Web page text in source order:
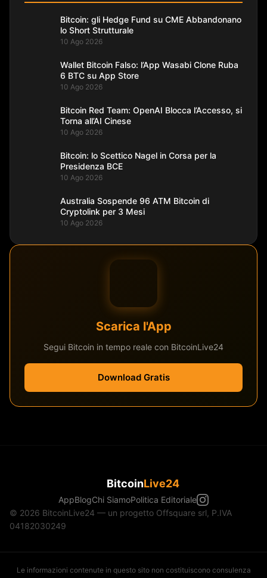
Bitcoin: gli Hedge Fund su CME Abbandonano
lo Short Strutturale
10 Ago 2026
Wallet Bitcoin Falso: l’App Wasabi Clone Ruba
6 BTC su App Store
10 Ago 2026
Bitcoin Red Team: OpenAI Blocca l’Accesso, si
Torna all’AI Cinese
10 Ago 2026
Bitcoin: lo Scettico Nagel in Corsa per la
Presidenza BCE
10 Ago 2026
Australia Sospende 96 ATM Bitcoin di
Cryptolink per 3 Mesi
10 Ago 2026
Scarica l'App
Segui Bitcoin in tempo reale con BitcoinLive24
Download Gratis
BitcoinLive24
AppBlogChi SiamoPolitica Editoriale
© 2026 BitcoinLive24 — un progetto Offsquare srl, P.IVA
04182030249
Le informazioni contenute in questo sito non costituiscono consulenza